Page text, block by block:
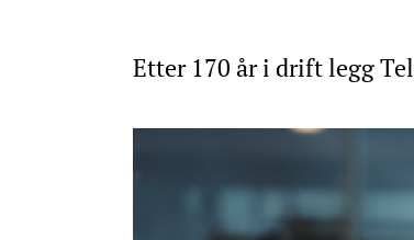
Etter 170 år i drift legg